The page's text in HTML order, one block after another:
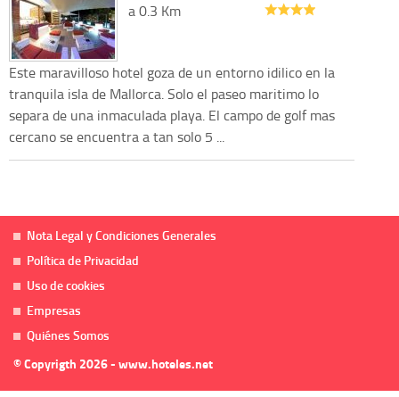
a 0.3 Km
Este maravilloso hotel goza de un entorno idilico en la
tranquila isla de Mallorca. Solo el paseo maritimo lo
separa de una inmaculada playa. El campo de golf mas
cercano se encuentra a tan solo 5 ...
Nota Legal y Condiciones Generales
Política de Privacidad
Uso de cookies
Empresas
Quiénes Somos
© Copyrigth 2026 - www.hoteles.net